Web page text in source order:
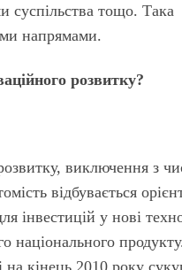
суспільства тощо. Така
напрямами.
розвитку?
виключення з
відбувається
інвестицій у нові
національного